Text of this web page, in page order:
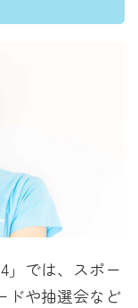
」では、スポー
ドや抽選会など